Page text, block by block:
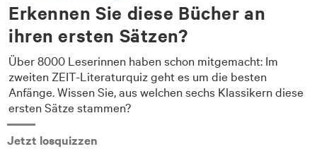
Erkennen Sie diese Bücher an
ihren ersten Sätzen?
Über 8000 Leserinnen haben schon mitgemacht: Im
zweiten ZEIT-Literaturquiz geht es um die besten
Anfänge. Wissen Sie, aus welchen sechs Klassikern diese
ersten Sätze stammen?
Jetzt losquizzen